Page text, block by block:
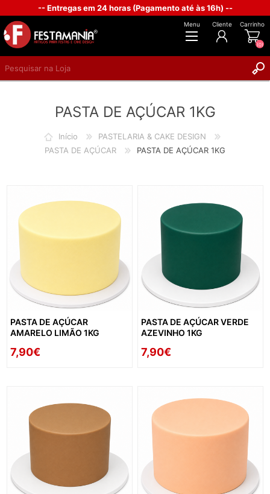
-- Entregas em 24 horas (Pagamento até às 16h) --
Menu Cliente
INICIAR SESSÃO
Carrinho
(0)
PASTA DE AÇÚCAR 1KG
Início
PASTELARIA & CAKE DESIGN
PASTA DE AÇÚCAR
PASTA DE AÇÚCAR 1KG
PASTA DE AÇÚCAR
AMARELO LIMÃO 1KG
7,90€
PASTA DE AÇÚCAR VERDE
AZEVINHO 1KG
7,90€